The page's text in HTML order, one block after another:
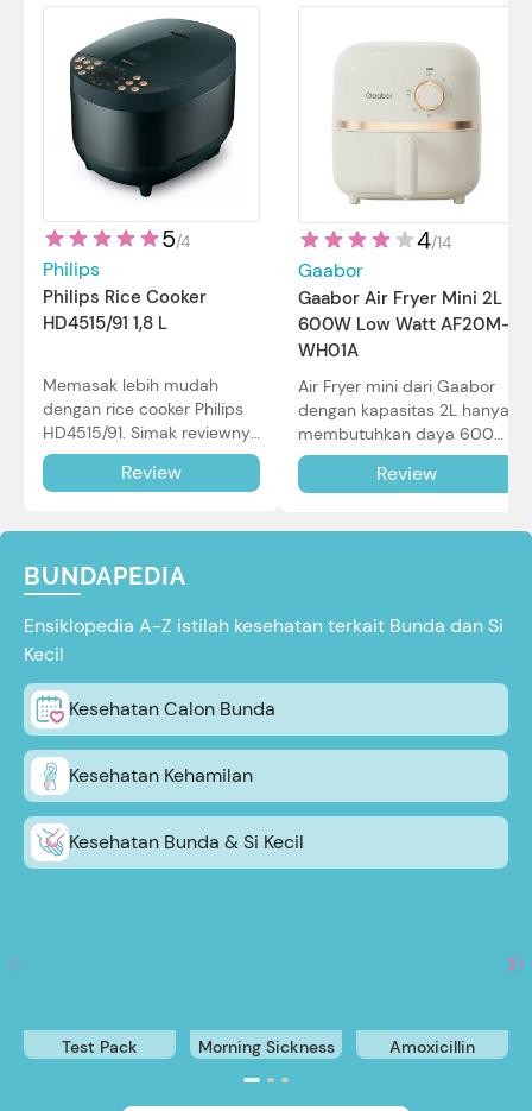
5/4
Philips
Philips Rice Cooker
HD4515/91 1,8 L
Memasak lebih mudah
dengan rice cooker Philips
HD4515/91. Simak reviewnya
di sini.
Review
4/14
Gaabor
Gaabor Air Fryer Mini 2L
600W Low Watt AF20M-
WH01A
Air Fryer mini dari Gaabor
dengan kapasitas 2L hanya
membutuhkan daya 600W
dalam pemakaian. Simak
review selengkapnya di sini.
Review
BUNDAPEDIA
Ensiklopedia A-Z istilah kesehatan terkait Bunda dan Si
Kecil
Kesehatan Calon Bunda
Kesehatan Kehamilan
Kesehatan Bunda & Si Kecil
Test Pack Morning Sickness Amoxicillin